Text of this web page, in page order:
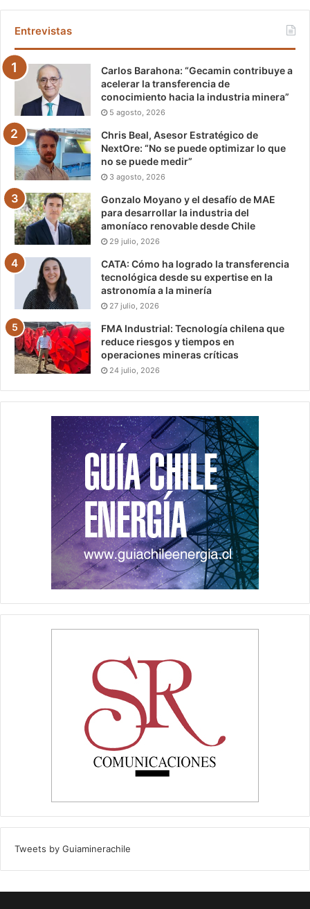
Entrevistas
Carlos Barahona: “Gecamin contribuye a
acelerar la transferencia de
conocimiento hacia la industria minera”
5 agosto, 2026
Chris Beal, Asesor Estratégico de
NextOre: “No se puede optimizar lo que
no se puede medir”
3 agosto, 2026
Gonzalo Moyano y el desafío de MAE
para desarrollar la industria del
amoníaco renovable desde Chile
29 julio, 2026
CATA: Cómo ha logrado la transferencia
tecnológica desde su expertise en la
astronomía a la minería
27 julio, 2026
FMA Industrial: Tecnología chilena que
reduce riesgos y tiempos en
operaciones mineras críticas
24 julio, 2026
Tweets by Guiaminerachile